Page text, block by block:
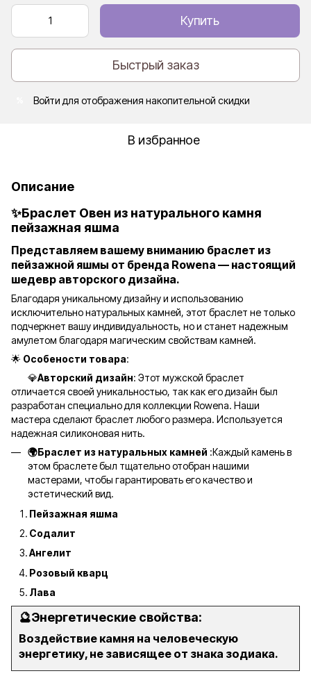
Купить
Быстрый заказ
Войти для отображения накопительной скидки
В избранное
Описание
✨Браслет Овен из натурального камня
пейзажная яшма
Представляем вашему вниманию браслет из
пейзажной яшмы от бренда Rowena — настоящий
шедевр авторского дизайна.
Благодаря уникальному дизайну и использованию
исключительно натуральных камней, этот браслет не только
подчеркнет вашу индивидуальность, но и станет надежным
амулетом благодаря магическим свойствам камней.
🌟 Особености товара:
💎Авторский дизайн: Этот мужской браслет
отличается своей уникальностью, так как его дизайн был
разработан специально для коллекции Rowena. Наши
мастера сделают браслет любого размера. Используется
надежная силиконовая нить.
🌍Браслет из натуральных камней :Каждый камень в
этом браслете был тщательно отобран нашими
мастерами, чтобы гарантировать его качество и
эстетический вид.
Пейзажная яшма
Содалит
Ангелит
Розовый кварц
Лава
🔮Энергетические свойства:
Воздействие камня на человеческую
энергетику, не зависящее от знака зодиака.